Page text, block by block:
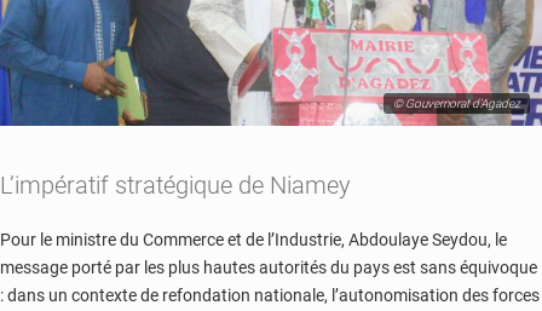
© Gouvernorat d'Agadez
L’impératif stratégique de Niamey
Pour le ministre du Commerce et de l’Industrie, Abdoulaye Seydou, le
message porté par les plus hautes autorités du pays est sans équivoque
: dans un contexte de refondation nationale, l’autonomisation des forces